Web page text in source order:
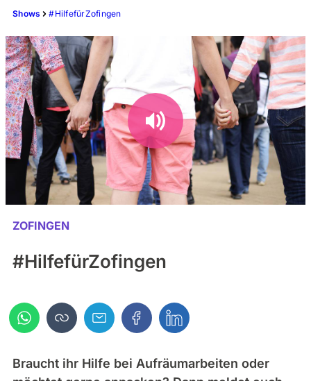
Shows #HilfefürZofingen
ZOFINGEN
#HilfefürZofingen
Braucht ihr Hilfe bei Aufräumarbeiten oder